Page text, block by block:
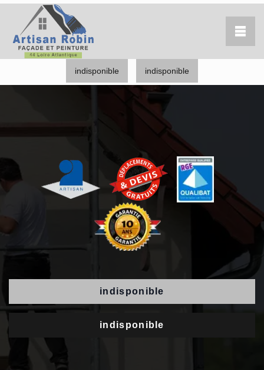
indisponible indisponible
indisponible
indisponible